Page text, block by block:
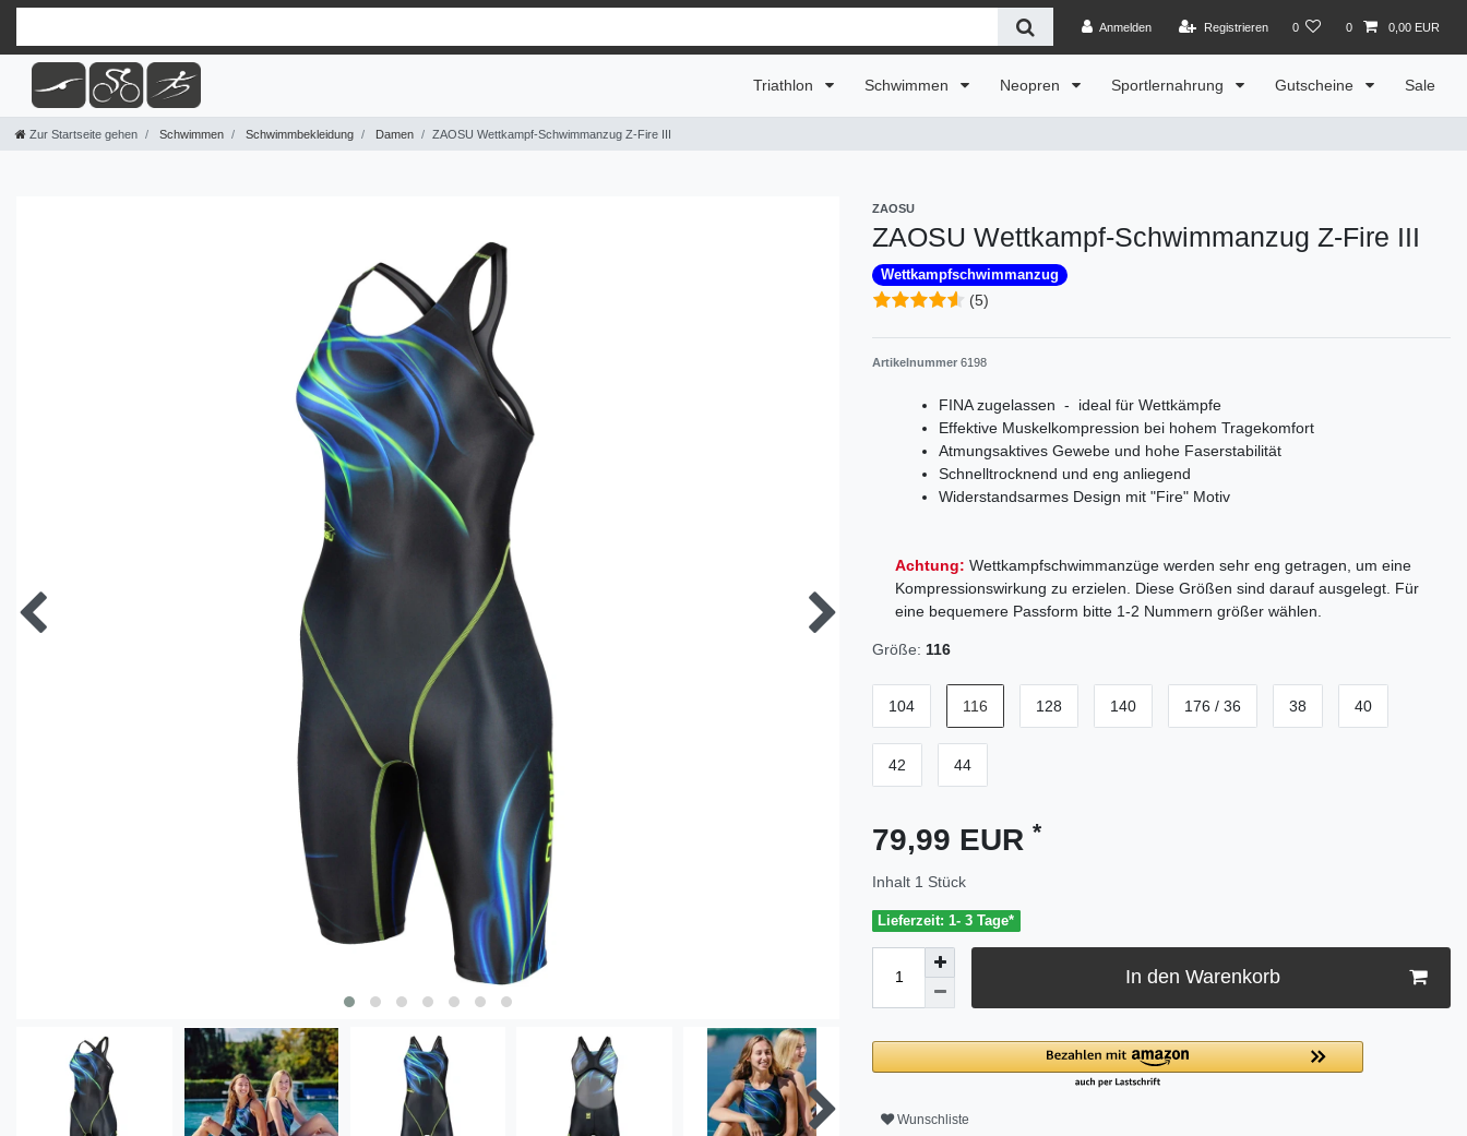
Anmelden Registrieren 0 0 0,00 EUR
Triathlon Schwimmen Neopren Sportlernahrung Gutscheine Sale
Zur Startseite gehen Schwimmen Schwimmbekleidung Damen ZAOSU Wettkampf-Schwimmanzug Z-Fire III
ZAOSU
ZAOSU Wettkampf-Schwimmanzug Z-Fire III
Wettkampfschwimmanzug
(5)
Artikelnummer 6198
FINA zugelassen - ideal für Wettkämpfe
Effektive Muskelkompression bei hohem Tragekomfort
Atmungsaktives Gewebe und hohe Faserstabilität
Schnelltrocknend und eng anliegend
Widerstandsarmes Design mit "Fire" Motiv
Achtung: Wettkampfschwimmanzüge werden sehr eng getragen, um eine
Kompressionswirkung zu erzielen. Diese Größen sind darauf ausgelegt. Für
eine bequemere Passform bitte 1-2 Nummern größer wählen.
Größe: 116
104 116 128 140 176 / 36 38 40
42 44
79,99 EUR *
Inhalt 1 Stück
Lieferzeit: 1- 3 Tage*
In den Warenkorb
Wunschliste